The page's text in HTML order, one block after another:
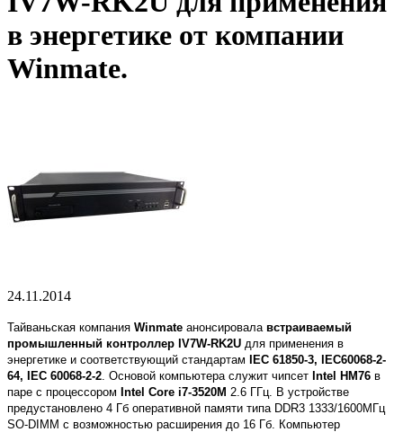
в энергетике от компании
Winmate.
24.11.2014
Тайваньская компания Winmate анонсировала встраиваемый
промышленный контроллер IV7W-RK2U для применения в
энергетике и соответствующий стандартам
IEC 61850-3, IEC60068-2-
64, IEC 60068-2-2 . Основой компьютера служит чипсет Intel HM76 в
паре с процессором Intel Core i7-3520M 2.6 ГГц. В устройстве
предустановлено 4 Гб оперативной памяти типа DDR3 1333/1600МГц
SO-DIMM с возможностью расширения до 16 Гб. Компьютер